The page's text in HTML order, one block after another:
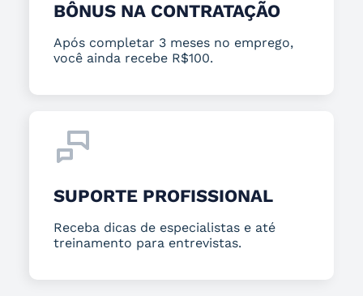
BÔNUS NA CONTRATAÇÃO
Após completar 3 meses no emprego,
você ainda recebe R$100.
SUPORTE PROFISSIONAL
Receba dicas de especialistas e até
treinamento para entrevistas.